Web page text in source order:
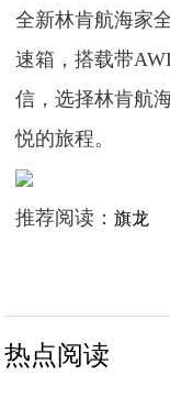
全新林肯航海家
速箱，搭载带
信，选择林肯航
悦的旅程。
推荐阅读：旗龙
热点阅读